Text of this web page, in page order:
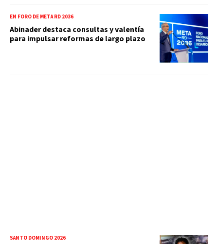
EN FORO DE META RD 2036
Abinader destaca consultas y valentía
para impulsar reformas de largo plazo
SANTO DOMINGO 2026